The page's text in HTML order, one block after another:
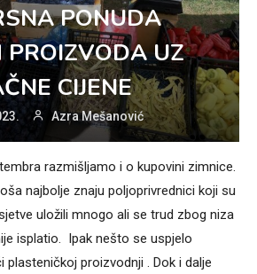
PONUDA
PROIZVODA UZ
CIJENE
Azra Mešanović
razmišljamo i o kupovini zimnice.
najbolje znaju poljoprivrednici koji su
uložili mnogo ali se trud zbog niza
isplatio. Ipak nešto se uspjelo
plasteničkoj proizvodnji . Dok i dalje